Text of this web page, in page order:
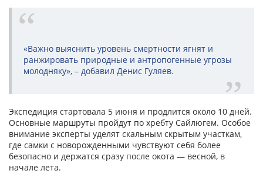
«Важно выяснить уровень смертности ягнят и
ранжировать природные и антропогенные угрозы
молодняку», – добавил Денис Гуляев.
Экспедиция стартовала 5 июня и продлится около 10 дней.
Основные маршруты пройдут по хребту Сайлюгем. Особое
внимание эксперты уделят скальным скрытым участкам,
где самки с новорожденными чувствуют себя более
безопасно и держатся сразу после окота — весной, в
начале лета.